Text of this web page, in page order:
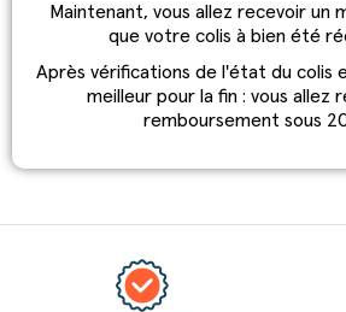
Maintenant, vous allez recevoir un
que votre colis à bien été
Après vérifications de l'état du colis
meilleur pour la fin : vous allez
remboursement sous